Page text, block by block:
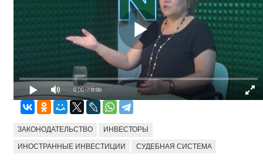
0:00 / 0:00
ЗАКОНОДАТЕЛЬСТВО ИНВЕСТОРЫ
ИНОСТРАННЫЕ ИНВЕСТИЦИИ СУДЕБНАЯ СИСТЕМА